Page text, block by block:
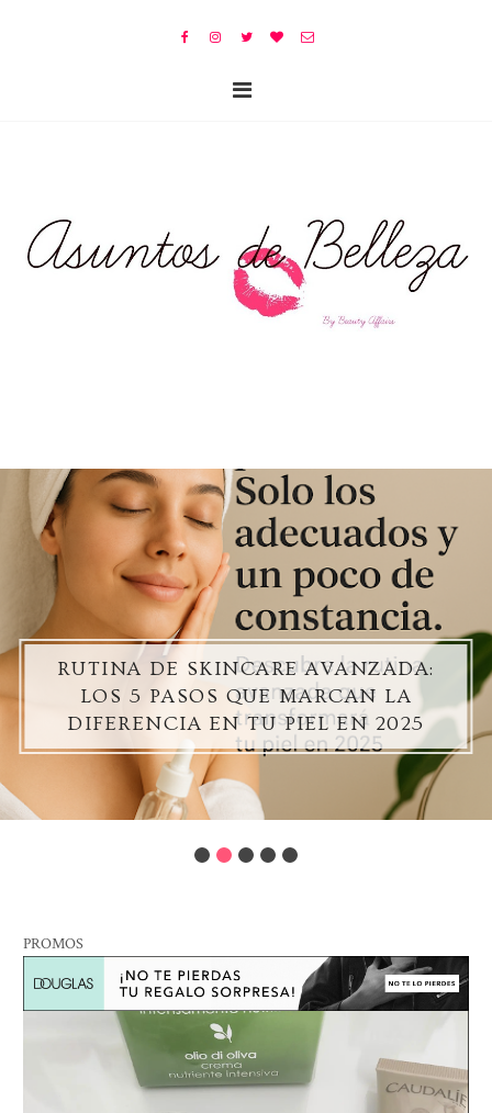
RUTINA DE SKINCARE AVANZADA:
LOS 5 PASOS QUE MARCAN LA
DIFERENCIA EN TU PIEL EN 2025
PROMOS